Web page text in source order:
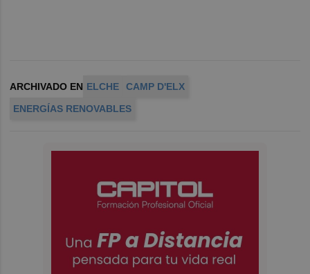
ARCHIVADO EN ELCHE
CAMP D'ELX
ENERGÍAS RENOVABLES